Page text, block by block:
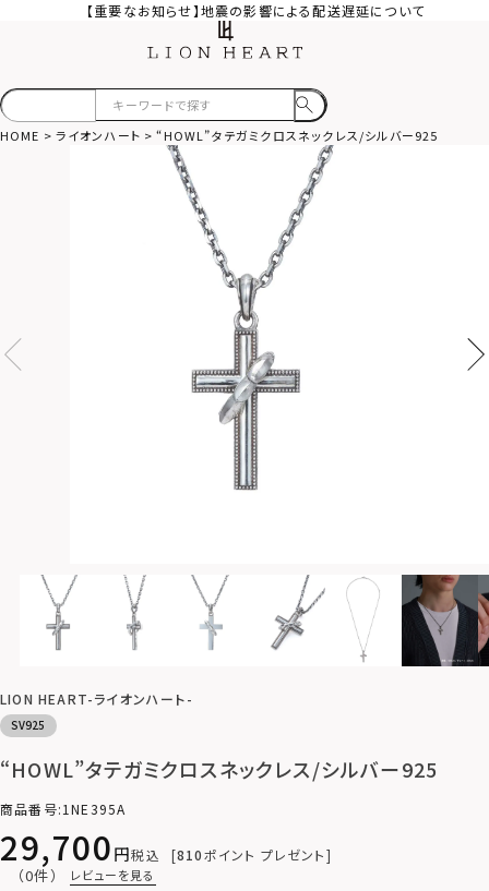
【重要なお知らせ】地震の影響による配送遅延について
HOME ライオンハート “HOWL”タテガミクロスネックレス/シルバー925
LION HEART-ライオンハート-
SV925
“HOWL”タテガミクロスネックレス/シルバー925
商品番号 1NE395A
29,700 税込 810ポイント プレゼント
（0件） レビューを見る